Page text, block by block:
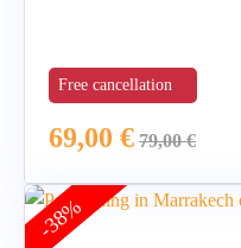
Free cancellation
69,00 € 79,00€
-38%